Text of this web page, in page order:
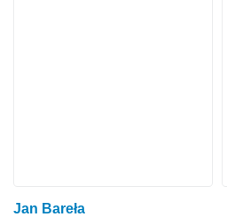
Jan Bareła